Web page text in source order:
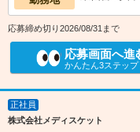
応募締め切り2026/08/31まで
応募画面へ進
かんたん3ステップ
正社員
株式会社メディスケット